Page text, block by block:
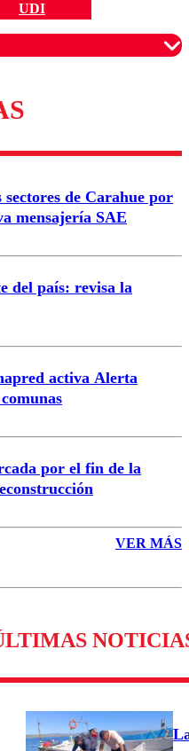
UDI
para garantizar un
sectores de Carahue por
mensajería SAE
del país: revisa la
activa Alerta
por el fin de la
VER MÁS